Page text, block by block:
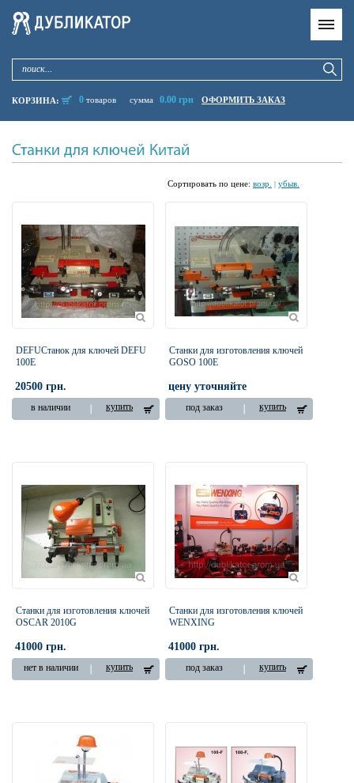
КОРЗИНА: 0 товаров сумма 0.00 грн ОФОРМИТЬ ЗАКАЗ
Cортировать по цене: возр. | убыв.
DEFUСтанок для ключей DEFU
100E
20500 грн.
в наличии купить
Cтанки для изготовления ключей
GOSO 100E
цену уточняйте
под заказ купить
Cтанки для изготовления ключей
OSCAR 2010G
41000 грн.
нет в наличии купить
Cтанки для изготовления ключей
WENXING
41000 грн.
под заказ купить